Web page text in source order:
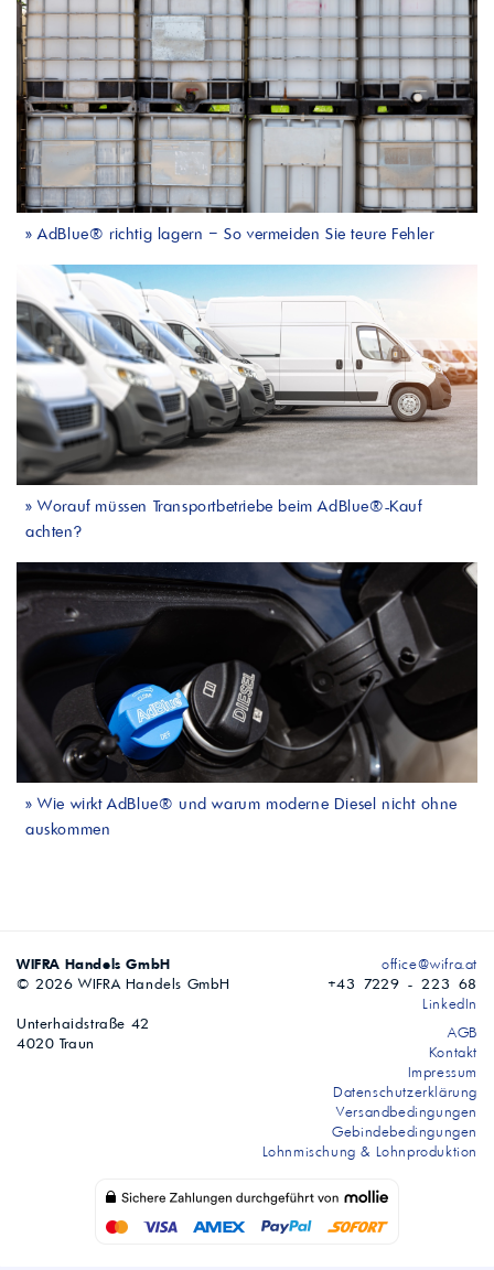
» AdBlue® richtig lagern – So vermeiden Sie teure Fehler
» Worauf müssen Transportbetriebe beim AdBlue®-Kauf
achten?
» Wie wirkt AdBlue® und warum moderne Diesel nicht ohne
auskommen
WIFRA Handels GmbH
© 2026 WIFRA Handels GmbH
Unterhaidstraße 42
4020 Traun
office@wifra.at
+43 7229 - 223 68
LinkedIn
AGB
Kontakt
Impressum
Datenschutzerklärung
Versandbedingungen
Gebindebedingungen
Lohnmischung & Lohnproduktion